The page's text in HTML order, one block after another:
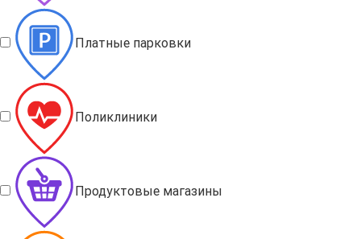
Платные парковки
Поликлиники
Продуктовые магазины